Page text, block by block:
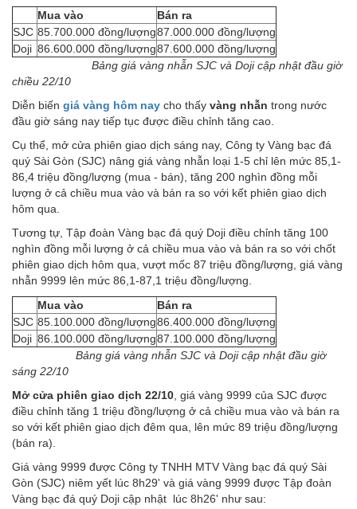
Mua vào
Bán ra
SJC 85.700.000 đồng/lượng87.000.000 đồng/lượng
Doji 86.600.000 đồng/lượng87.600.000 đồng/lượng
Bảng giá vàng nhẫn SJC và Doji cập nhật đầu giờ
chiều 22/10
Diễn biến giá vàng hôm nay cho thấy vàng nhẫn trong nước
đầu giờ sáng nay tiếp tục được điều chỉnh tăng cao.
Cụ thể, mở cửa phiên giao dịch sáng nay, Công ty Vàng bạc đá
quý Sài Gòn (SJC) nâng giá vàng nhẫn loại 1-5 chỉ lên mức 85,1-
86,4 triệu đồng/lượng (mua - bán), tăng 200 nghìn đồng mỗi
lượng ở cả chiều mua vào và bán ra so với kết phiên giao dịch
hôm qua.
Tương tự, Tập đoàn Vàng bạc đá quý Doji điều chỉnh tăng 100
nghìn đồng mỗi lượng ở cả chiều mua vào và bán ra so với chốt
phiên giao dịch hôm qua, vượt mốc 87 triệu đồng/lượng, giá vàng
nhẫn 9999 lên mức 86,1-87,1 triệu đồng/lượng.
Mua vào
Bán ra
SJC 85.100.000 đồng/lượng86.400.000 đồng/lượng
Doji 86.100.000 đồng/lượng87.100.000 đồng/lượng
Bảng giá vàng nhẫn SJC và Doji cập nhật đầu giờ
sáng 22/10
Mở cửa phiên giao dịch 22/10 , giá vàng 9999 của SJC được
điều chỉnh tăng 1 triệu đồng/lượng ở cả chiều mua vào và bán ra
so với kết phiên giao dịch đêm qua, lên mức 89 triệu đồng/lượng
(bán ra).
Giá vàng 9999 được Công ty TNHH MTV Vàng bạc đá quý Sài
Gòn (SJC) niêm yết lúc 8h29' và giá vàng 9999 được Tập đoàn
Vàng bạc đá quý Doji cập nhật lúc 8h26' như sau: